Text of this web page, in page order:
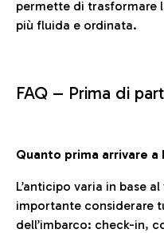
permette di trasformare
più fluida e ordinata.
FAQ – Prima di
Quanto prima arrivare
L’anticipo varia in base
importante considerare
dell’imbarco: check-in,